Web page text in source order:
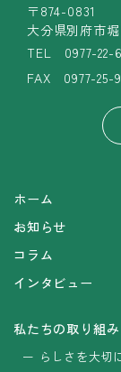
〒874-0831
大分県別府市
TEL 0977-22-
FAX 0977-25-
ホーム
お知らせ
コラム
インタビュー
私たちの取り組み
らしさを大切